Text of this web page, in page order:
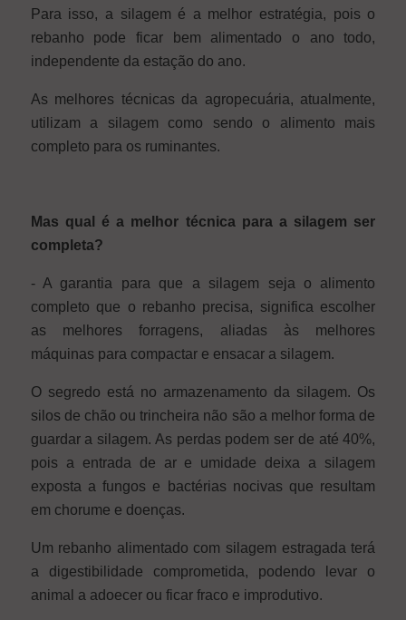
Para isso, a silagem é a melhor estratégia, pois o
rebanho pode ficar bem alimentado o ano todo,
independente da estação do ano.
As melhores técnicas da agropecuária, atualmente,
utilizam a silagem como sendo o alimento mais
completo para os ruminantes.
Mas qual é a melhor técnica para a silagem ser
completa?
- A garantia para que a silagem seja o alimento
completo que o rebanho precisa, significa escolher
as melhores forragens, aliadas às melhores
máquinas para compactar e ensacar a silagem.
O segredo está no armazenamento da silagem. Os
silos de chão ou trincheira não são a melhor forma de
guardar a silagem. As perdas podem ser de até 40%,
pois a entrada de ar e umidade deixa a silagem
exposta a fungos e bactérias nocivas que resultam
em chorume e doenças.
Um rebanho alimentado com silagem estragada terá
a digestibilidade comprometida, podendo levar o
animal a adoecer ou ficar fraco e improdutivo.